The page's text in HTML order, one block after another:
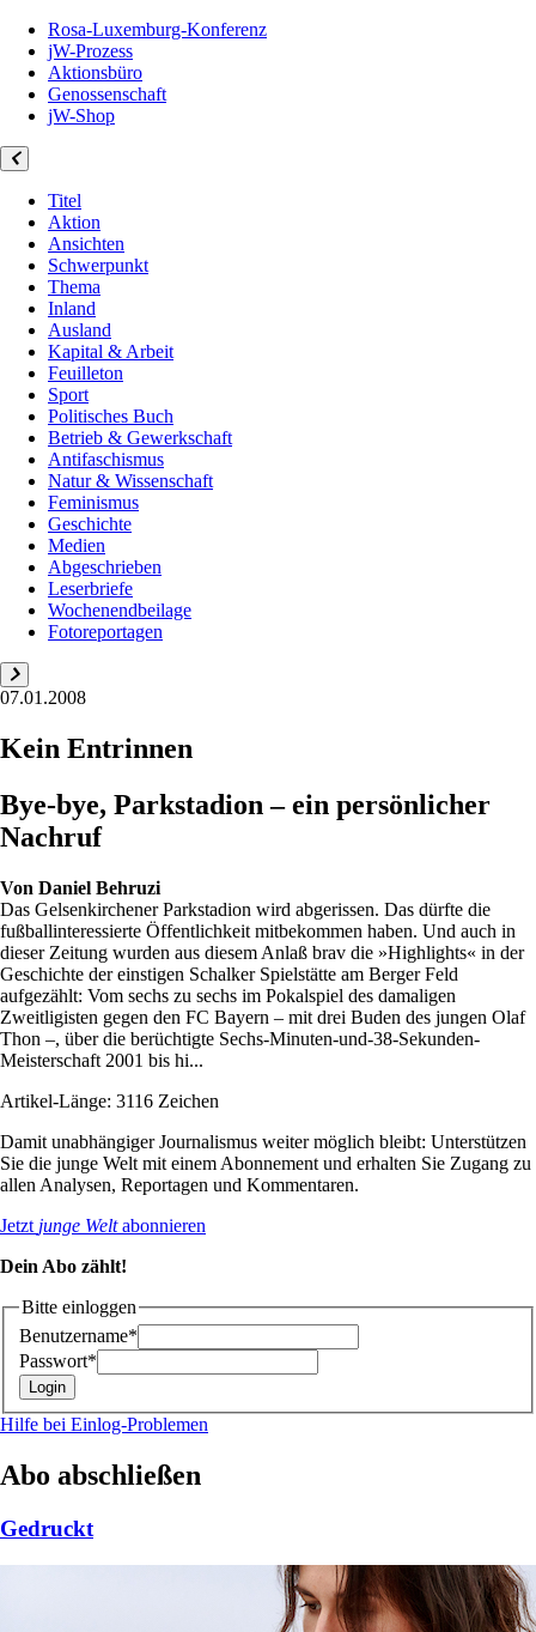
Rosa-Luxemburg-Konferenz
jW-Prozess
Aktionsbüro
Genossenschaft
jW-Shop
Titel
Aktion
Ansichten
Schwerpunkt
Thema
Inland
Ausland
Kapital & Arbeit
Feuilleton
Sport
Politisches Buch
Betrieb & Gewerkschaft
Antifaschismus
Natur & Wissenschaft
Feminismus
Geschichte
Medien
Abgeschrieben
Leserbriefe
Wochenendbeilage
Fotoreportagen
07.01.2008
Kein Entrinnen
Bye-bye, Parkstadion – ein persönlicher
Nachruf
Von Daniel Behruzi
Das Gelsenkirchener Parkstadion wird abgerissen. Das dürfte die
fußballinteressierte Öffentlichkeit mitbekommen haben. Und auch in
dieser Zeitung wurden aus diesem Anlaß brav die »Highlights« in der
Geschichte der einstigen Schalker Spielstätte am Berger Feld
aufgezählt: Vom sechs zu sechs im Pokalspiel des damaligen
Zweitligisten gegen den FC Bayern – mit drei Buden des jungen Olaf
Thon –, über die berüchtigte Sechs-Minuten-und-38-Sekunden-
Meisterschaft 2001 bis hi...
Artikel-Länge: 3116 Zeichen
Damit unabhängiger Journalismus weiter möglich bleibt: Unterstützen
Sie die junge Welt mit einem Abonnement und erhalten Sie Zugang zu
allen Analysen, Reportagen und Kommentaren.
Jetzt junge Weltabonnieren
Dein Abo zählt!
Bitte einloggen
Benutzername*
Passwort*
Hilfe bei Einlog-Problemen
Abo abschließen
Gedruckt